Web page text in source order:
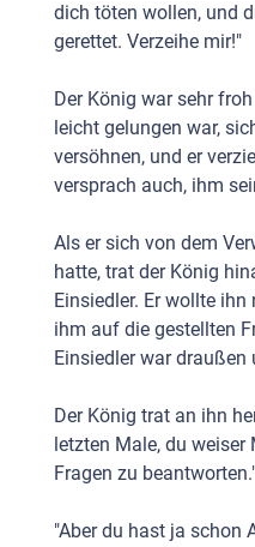
dich töten wollen, und
gerettet. Verzeihe mir!"
Der König war sehr
leicht gelungen war,
versöhnen, und er
versprach auch, ihm
Als er sich von dem
hatte, trat der König
Einsiedler. Er wollte
ihm auf die gestellten
Einsiedler war draußen
Der König trat an ihn
letzten Male, du
Fragen zu
"Aber du hast ja schon